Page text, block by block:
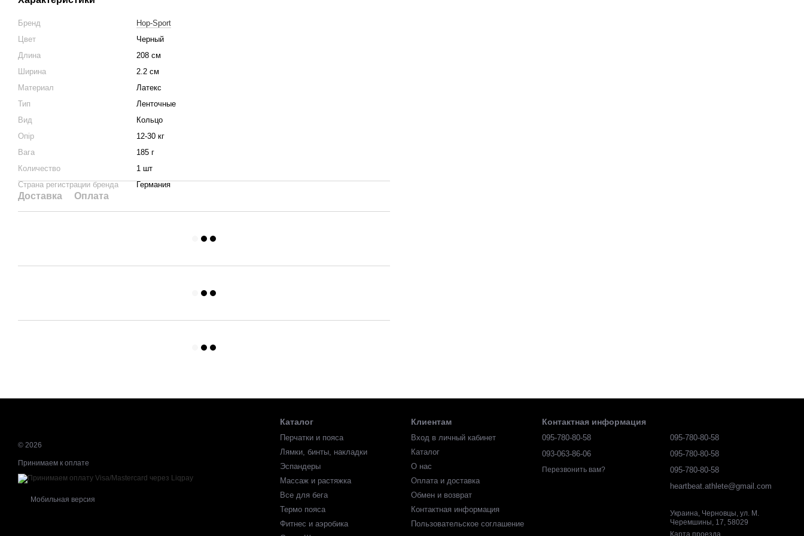
Бренд
Hop-Sport
Цвет
Черный
Длина
208 см
Ширина
2.2 см
Материал
Латекс
Тип
Ленточные
Вид
Кольцо
Опір
12-30 кг
Вага
185 г
Количество
1 шт
Страна регистрации бренда
Германия
Доставка Оплата
© 2026
Принимаем к оплате
Мобильная версия
Каталог
Перчатки и пояса
Лямки, бинты, накладки
Эспандеры
Массаж и растяжка
Все для бега
Термо пояса
Фитнес и аэробика
Клиентам
Вход в личный кабинет
Каталог
О нас
Оплата и доставка
Обмен и возврат
Контактная информация
Пользовательское соглашение
Контактная информация
095-780-80-58
093-063-86-06
Перезвонить вам?
095-780-80-58
095-780-80-58
095-780-80-58
heartbeat.athlete@gmail.com
Украина, Черновцы, ул. М.
Черемшины, 17, 58029
Карта проезда